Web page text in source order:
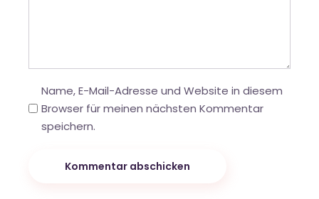
Name, E-Mail-Adresse und Website in diesem
Browser für meinen nächsten Kommentar
speichern.
Kommentar abschicken